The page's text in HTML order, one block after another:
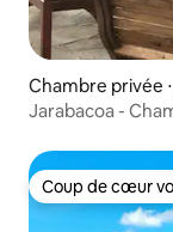
Chambre privée
Jarabacoa -
Coup de cœur
Coup de cœur